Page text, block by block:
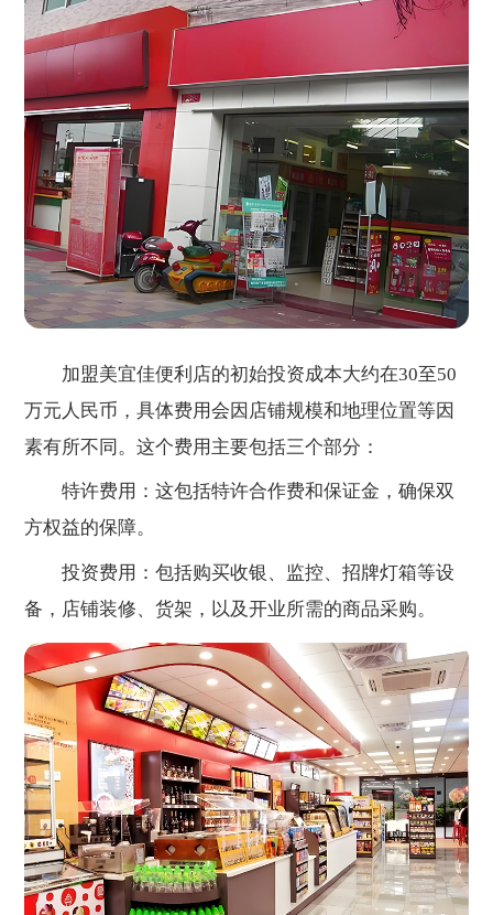
加盟美宜佳便利店的初始投资成本大约在30至50
万元人民币，具体费用会因店铺规模和地理位置等因
素有所不同。这个费用主要包括三个部分：
特许费用：这包括特许合作费和保证金，确保双
方权益的保障。
投资费用：包括购买收银、监控、招牌灯箱等设
备，店铺装修、货架，以及开业所需的商品采购。